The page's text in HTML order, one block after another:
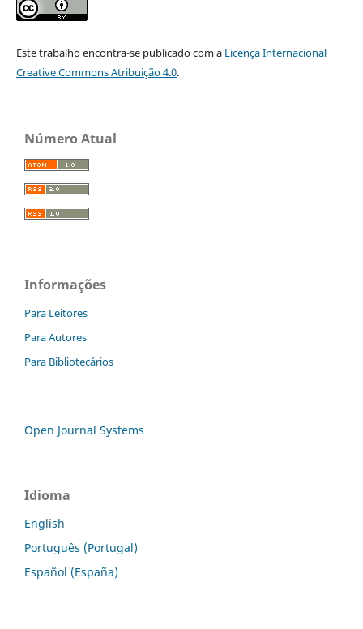
Este trabalho encontra-se publicado com a Licença Internacional
Creative Commons Atribuição 4.0.
Número Atual
Informações
Para Leitores
Para Autores
Para Bibliotecários
Open Journal Systems
Idioma
English
Português (Portugal)
Español (España)